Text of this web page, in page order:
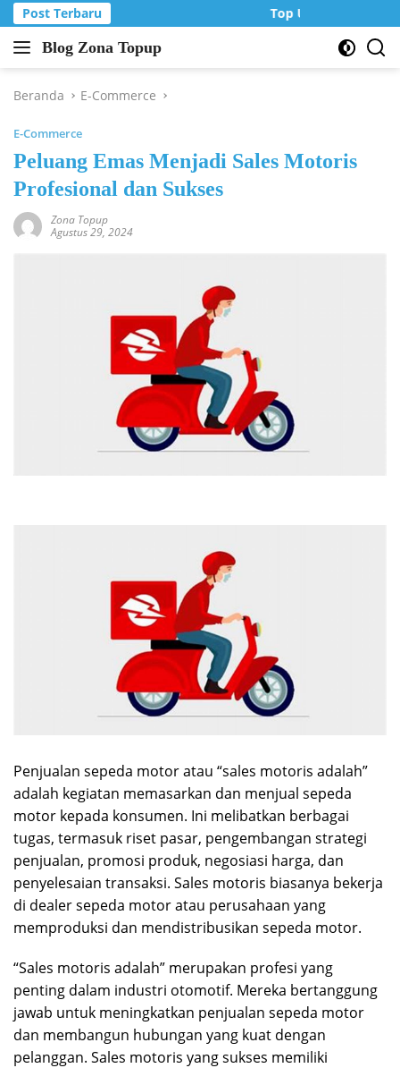
Langsung
ke
konten
Post Terbaru Top Up Murah di
Blog Zona Topup
Tips
Trik
game
Beranda E-Commerce
E-Commerce
Peluang Emas Menjadi Sales Motoris
Profesional dan Sukses
Zona Topup
Agustus 29, 2024
Penjualan sepeda motor atau “sales motoris adalah”
adalah kegiatan memasarkan dan menjual sepeda
motor kepada konsumen. Ini melibatkan berbagai
tugas, termasuk riset pasar, pengembangan strategi
penjualan, promosi produk, negosiasi harga, dan
penyelesaian transaksi. Sales motoris biasanya bekerja
di dealer sepeda motor atau perusahaan yang
memproduksi dan mendistribusikan sepeda motor.
“Sales motoris adalah” merupakan profesi yang
penting dalam industri otomotif. Mereka bertanggung
jawab untuk meningkatkan penjualan sepeda motor
dan membangun hubungan yang kuat dengan
pelanggan. Sales motoris yang sukses memiliki